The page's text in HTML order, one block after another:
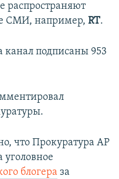
распространяют
СМИ, например, RT.
канал подписаны 953
что Прокуратура АР
блогера за